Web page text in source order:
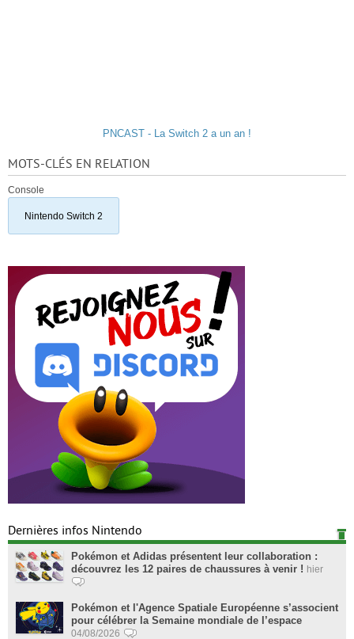
PNCAST - La Switch 2 a un an !
MOTS-CLÉS EN RELATION
Console
Nintendo Switch 2
Dernières infos Nintendo
Pokémon et Adidas présentent leur collaboration :
découvrez les 12 paires de chaussures à venir ! hier
Pokémon et l'Agence Spatiale Européenne s’associent
pour célébrer la Semaine mondiale de l’espace
04/08/2026